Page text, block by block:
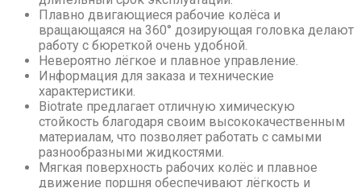
Плавно двигающиеся рабочие колёса и
вращающаяся на 360° дозирующая головка делают
работу с бюреткой очень удобной.
Невероятно лёгкое и плавное управление.
Информация для заказа и технические
характеристики.
Biotrate предлагает отличную химическую
стойкость благодаря своим высококачественным
материалам, что позволяет работать с самыми
разнообразными жидкостями.
Мягкая поверхность рабочих колёс и плавное
движение поршня обеспечивают лёгкость и